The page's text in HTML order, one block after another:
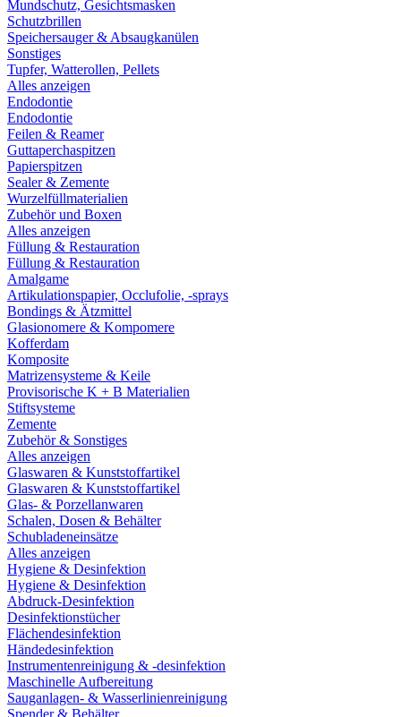
Mundschutz, Gesichtsmasken
Schutzbrillen
Speichersauger & Absaugkanülen
Sonstiges
Tupfer, Watterollen, Pellets
Alles anzeigen
Endodontie
Endodontie
Feilen & Reamer
Guttaperchaspitzen
Papierspitzen
Sealer & Zemente
Wurzelfüllmaterialien
Zubehör und Boxen
Alles anzeigen
Füllung & Restauration
Füllung & Restauration
Amalgame
Artikulationspapier, Occlufolie, -sprays
Bondings & Ätzmittel
Glasionomere & Kompomere
Kofferdam
Komposite
Matrizensysteme & Keile
Provisorische K + B Materialien
Stiftsysteme
Zemente
Zubehör & Sonstiges
Alles anzeigen
Glaswaren & Kunststoffartikel
Glaswaren & Kunststoffartikel
Glas- & Porzellanwaren
Schalen, Dosen & Behälter
Schubladeneinsätze
Alles anzeigen
Hygiene & Desinfektion
Hygiene & Desinfektion
Abdruck-Desinfektion
Desinfektionstücher
Flächendesinfektion
Händedesinfektion
Instrumentenreinigung & -desinfektion
Maschinelle Aufbereitung
Sauganlagen- & Wasserlinienreinigung
Spender & Behälter